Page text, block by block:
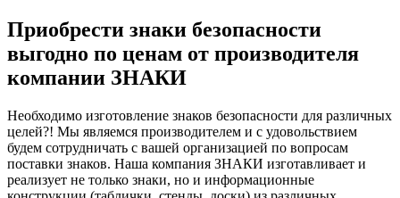
Приобрести знаки безопасности
выгодно по ценам от производителя
компании ЗНАКИ
Необходимо изготовление знаков безопасности для различных
целей?! Мы являемся производителем и с удовольствием
будем сотрудничать с вашей организацией по вопросам
поставки знаков. Наша компания ЗНАКИ изготавливает и
реализует не только знаки, но и информационные